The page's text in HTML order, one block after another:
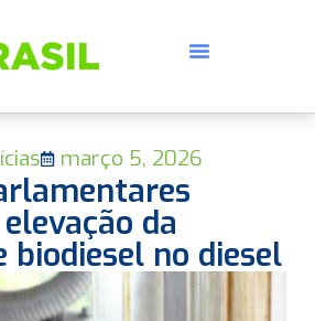
março 5, 2026
da
biodiesel no diesel